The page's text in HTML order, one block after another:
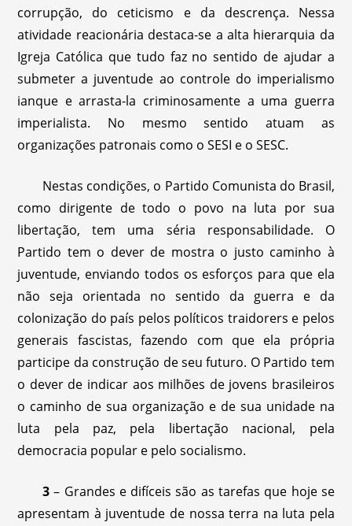
corrupção, do ceticismo e da descrença. Nessa
atividade reacionária destaca-se a alta hierarquia da
Igreja Católica que tudo faz no sentido de ajudar a
submeter a juventude ao controle do imperialismo
ianque e arrasta-la criminosamente a uma guerra
imperialista. No mesmo sentido atuam as
organizações patronais como o SESI e o SESC.
Nestas condições, o Partido Comunista do Brasil,
como dirigente de todo o povo na luta por sua
libertação, tem uma séria responsabilidade. O
Partido tem o dever de mostra o justo caminho à
juventude, enviando todos os esforços para que ela
não seja orientada no sentido da guerra e da
colonização do país pelos políticos traidorers e pelos
generais fascistas, fazendo com que ela própria
participe da construção de seu futuro. O Partido tem
o dever de indicar aos milhões de jovens brasileiros
o caminho de sua organização e de sua unidade na
luta pela paz, pela libertação nacional, pela
democracia popular e pelo socialismo.
3 – Grandes e difíceis são as tarefas que hoje se
apresentam à juventude de nossa terra na luta pela